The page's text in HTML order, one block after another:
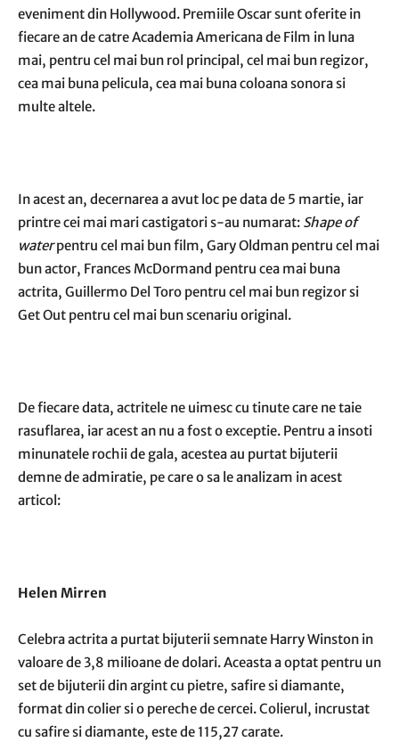
eveniment din Hollywood. Premiile Oscar sunt oferite in
fiecare an de catre Academia Americana de Film in luna
mai, pentru cel mai bun rol principal, cel mai bun regizor,
cea mai buna pelicula, cea mai buna coloana sonora si
multe altele.
In acest an, decernarea a avut loc pe data de 5 martie, iar
printre cei mai mari castigatori s-au numarat: Shape of
waterpentru cel mai bun film, Gary Oldman pentru cel mai
bun actor, Frances McDormand pentru cea mai buna
actrita, Guillermo Del Toro pentru cel mai bun regizor si
Get Out pentru cel mai bun scenariu original.
De fiecare data, actritele ne uimesc cu tinute care ne taie
rasuflarea, iar acest an nu a fost o exceptie. Pentru a insoti
minunatele rochii de gala, acestea au purtat bijuterii
demne de admiratie, pe care o sa le analizam in acest
articol:
Helen Mirren
Celebra actrita a purtat bijuterii semnate Harry Winston in
valoare de 3,8 milioane de dolari. Aceasta a optat pentru un
set de bijuterii din argint cu pietre, safire si diamante,
format din colier si o pereche de cercei. Colierul, incrustat
cu safire si diamante, este de 115,27 carate.